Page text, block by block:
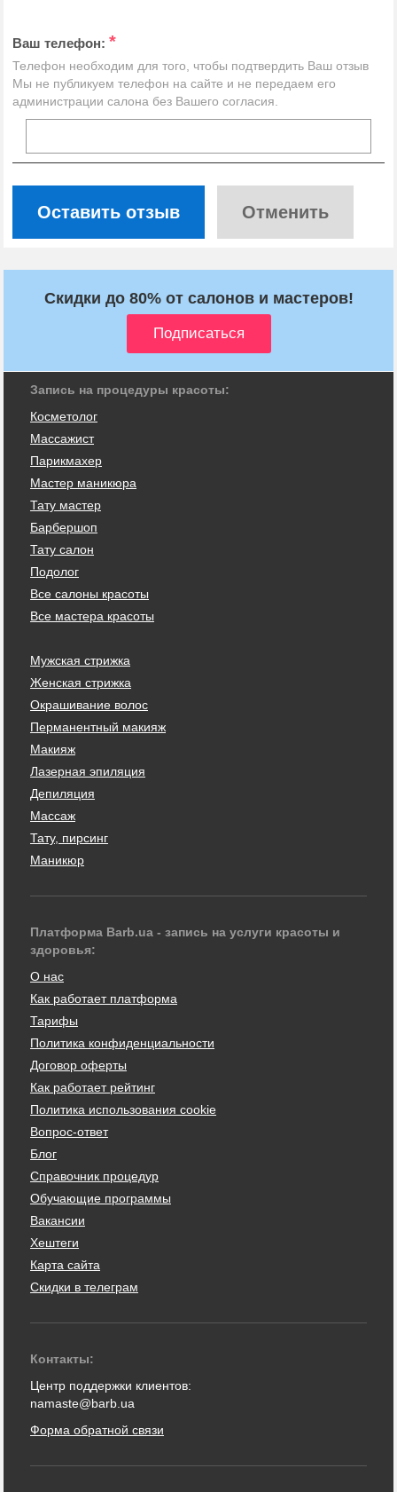
Ваш телефон: *
Телефон необходим для того, чтобы подтвердить Ваш отзыв
Мы не публикуем телефон на сайте и не передаем его
администрации салона без Вашего согласия.
Оставить отзыв Отменить
Скидки до 80% от салонов и мастеров!
Запись на процедуры красоты:
Косметолог
Массажист
Парикмахер
Мастер маникюра
Тату мастер
Барбершоп
Тату салон
Подолог
Все салоны красоты
Все мастера красоты
Мужская стрижка
Женская стрижка
Окрашивание волос
Перманентный макияж
Макияж
Лазерная эпиляция
Депиляция
Массаж
Тату, пирсинг
Маникюр
Платформа Barb.ua - запись на услуги красоты и
здоровья:
О нас
Как работает платформа
Тарифы
Политика конфиденциальности
Договор оферты
Как работает рейтинг
Политика использования cookie
Вопрос-ответ
Блог
Справочник процедур
Обучающие программы
Вакансии
Хештеги
Карта сайта
Скидки в телеграм
Контакты:
Центр поддержки клиентов:
namaste@barb.ua
Форма обратной связи